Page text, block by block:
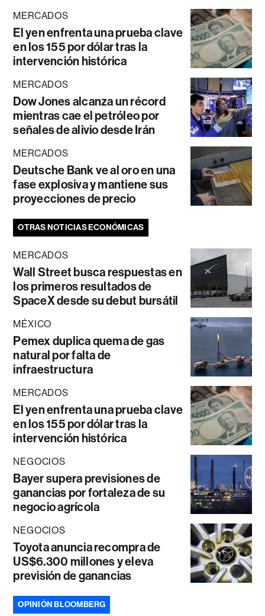
MERCADOS
El yen enfrenta una prueba clave
en los 155 por dólar tras la
intervención histórica
MERCADOS
Dow Jones alcanza un récord
mientras cae el petróleo por
señales de alivio desde Irán
MERCADOS
Deutsche Bank ve al oro en una
fase explosiva y mantiene sus
proyecciones de precio
OTRAS NOTICIAS ECONÓMICAS
MERCADOS
Wall Street busca respuestas en
los primeros resultados de
SpaceX desde su debut bursátil
MÉXICO
Pemex duplica quema de gas
natural por falta de
infraestructura
MERCADOS
El yen enfrenta una prueba clave
en los 155 por dólar tras la
intervención histórica
NEGOCIOS
Bayer supera previsiones de
ganancias por fortaleza de su
negocio agrícola
NEGOCIOS
Toyota anuncia recompra de
US$6.300 millones y eleva
previsión de ganancias
OPINIÓN BLOOMBERG